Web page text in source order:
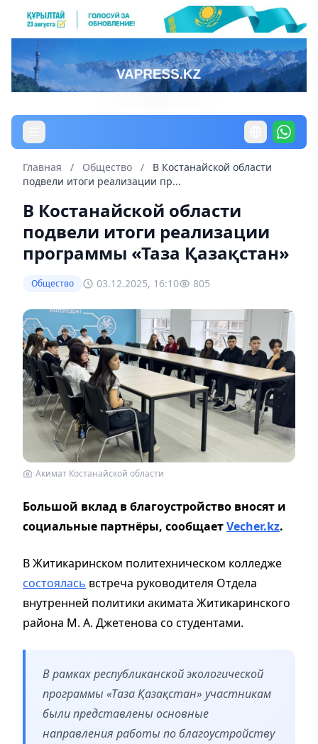
Главная / Общество /
В Костанайской области
подвели итоги реализации пр...
В Костанайской области
подвели итоги реализации
программы «Таза Қазақстан»
Общество 03.12.2025, 16:10 805
Акимат Костанайской области
Большой вклад в благоустройство вносят и
социальные партнёры, сообщаетVecher.kz.
В Житикаринском политехническом колледже
состоялась встреча руководителя Отдела
внутренней политики акимата Житикаринского
района М. А. Джетенова со студентами.
В рамках республиканской экологической
программы «Таза Қазақстан» участникам
были представлены основные
направления работы по благоустройству